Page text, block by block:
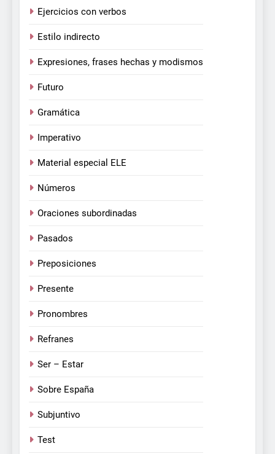
Ejercicios con verbos
Estilo indirecto
Expresiones, frases hechas y modismos
Futuro
Gramática
Imperativo
Material especial ELE
Números
Oraciones subordinadas
Pasados
Preposiciones
Presente
Pronombres
Refranes
Ser – Estar
Sobre España
Subjuntivo
Test